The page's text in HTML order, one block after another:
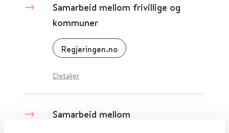
Samarbeid mellom frivillige og
kommuner
Regjeringen.no
Detaljer
Samarbeid mellom